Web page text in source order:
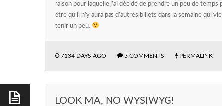
raison pour laquelle j’ai décidé de prendre un peu de
être qu’il n’y aura pas d’autres billets dans la semaine qui
tenir un peu.
7134 DAYS AGO 3 COMMENTS PERMALINK
LOOK MA, NO WYSIWYG!